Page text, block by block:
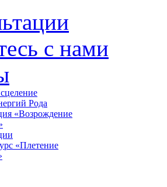
с нами
Рода
«Возрождение
«Плетение